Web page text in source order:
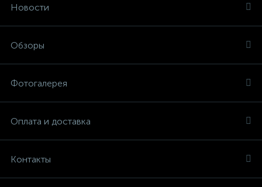
Новости
Обзоры
Фотогалерея
Оплата и доставка
Контакты